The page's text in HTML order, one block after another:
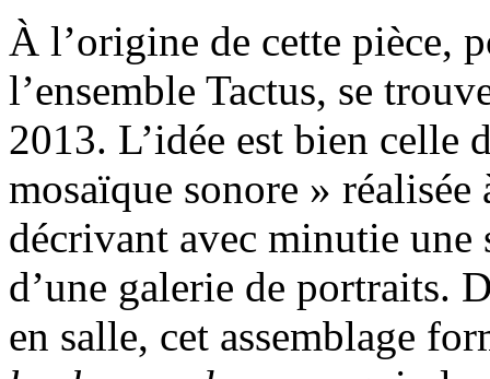
À l’origine de cette pièce,
l’ensemble Tactus, se
2013. L’idée est bien celle
mosaïque sonore »
décrivant avec minutie une
d’une galerie de portraits.
en salle, cet assemblage